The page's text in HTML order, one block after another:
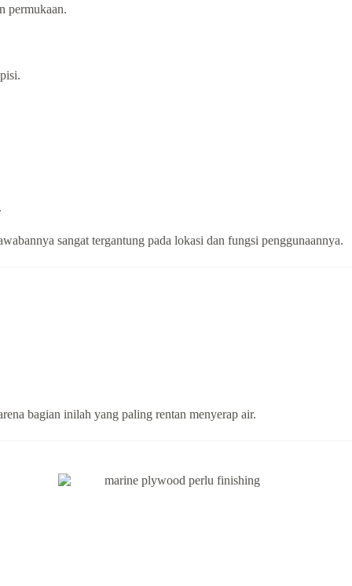
permukaan.
sangat tergantung pada lokasi dan fungsi penggunaannya.
bagian inilah yang paling rentan menyerap air.